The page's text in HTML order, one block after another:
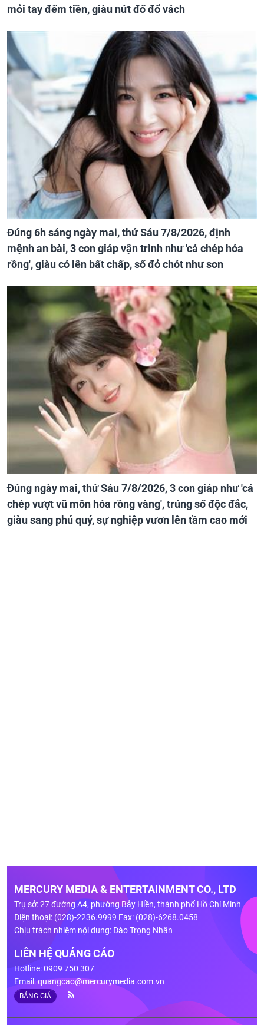
mỏi tay đếm tiền, giàu nứt đố đổ vách
Đúng 6h sáng ngày mai, thứ Sáu 7/8/2026, định
mệnh an bài, 3 con giáp vận trình như 'cá chép hóa
rồng', giàu có lên bất chấp, số đỏ chót như son
Đúng ngày mai, thứ Sáu 7/8/2026, 3 con giáp như 'cá
chép vượt vũ môn hóa rồng vàng', trúng số độc đắc,
giàu sang phú quý, sự nghiệp vươn lên tầm cao mới
MERCURY MEDIA & ENTERTAINMENT CO., LTD
Trụ sở: 27 đường A4, phường Bảy Hiền, thành phố Hồ Chí Minh
Điện thoại: (028)-2236.9999 Fax: (028)-6268.0458
Chịu trách nhiệm nội dung: Đào Trọng Nhân
LIÊN HỆ QUẢNG CÁO
Hotline: 0909 750 307
Email:quangcao@mercurymedia.com.vn
BẢNG GIÁ